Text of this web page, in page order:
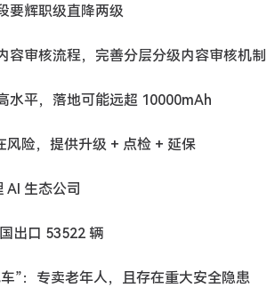
要辉职级直降两级
容审核流程，完善分层分级内容审核机制
水平，落地可能远超 10000mAh
风险，提供升级 + 点检 + 延保
AI 生态公司
出口 53522 辆
”：专卖老年人，且存在重大安全隐患